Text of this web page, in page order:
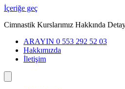
İçeriğe geç
Cimnastik Kurslarımız Hakkında
ARAYIN 0 553 292 52 03
Hakkımızda
İletişim